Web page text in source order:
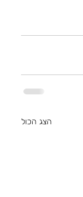
הצג הכול